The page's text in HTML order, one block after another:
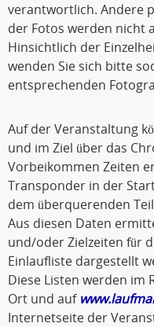
verantwortlich. Andere
der Fotos werden nicht
Hinsichtlich der
wenden Sie sich bitte
entsprechenden
Auf der Veranstaltung
und im Ziel über das
Vorbeikommen Zeiten
Transponder in der
dem überquerenden
Aus diesen Daten
und/oder Zielzeiten für
Einlaufliste dargestellt
Diese Listen werden im
Ort und auf
Internetseite der